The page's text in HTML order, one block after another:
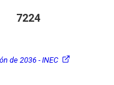
7224
de 2036 - INEC